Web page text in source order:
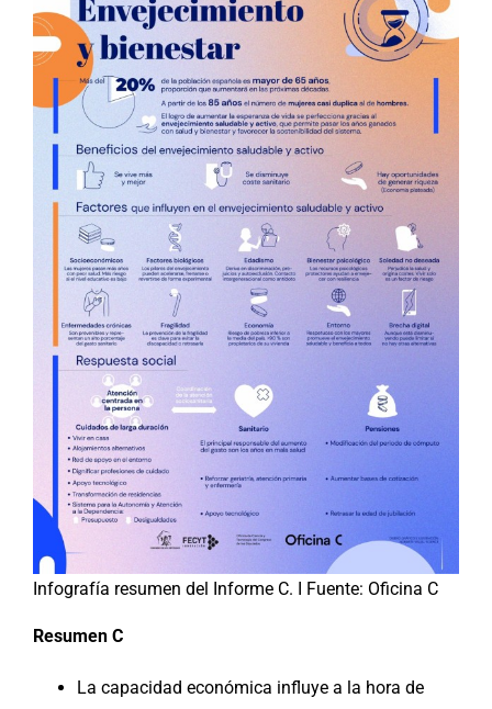
Infografía resumen del Informe C. I Fuente: Oficina C
Resumen C
La capacidad económica influye a la hora de